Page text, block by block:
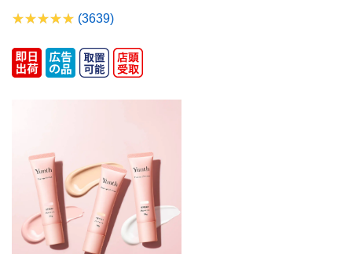
(3639)